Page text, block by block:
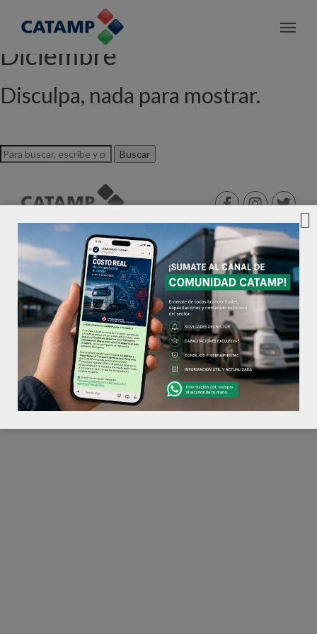
Archivo de etiquetas:
Diciembre
Disculpa, nada para mostrar.
Buscar
©2026 CATAMP®. Todos los derechos reservados